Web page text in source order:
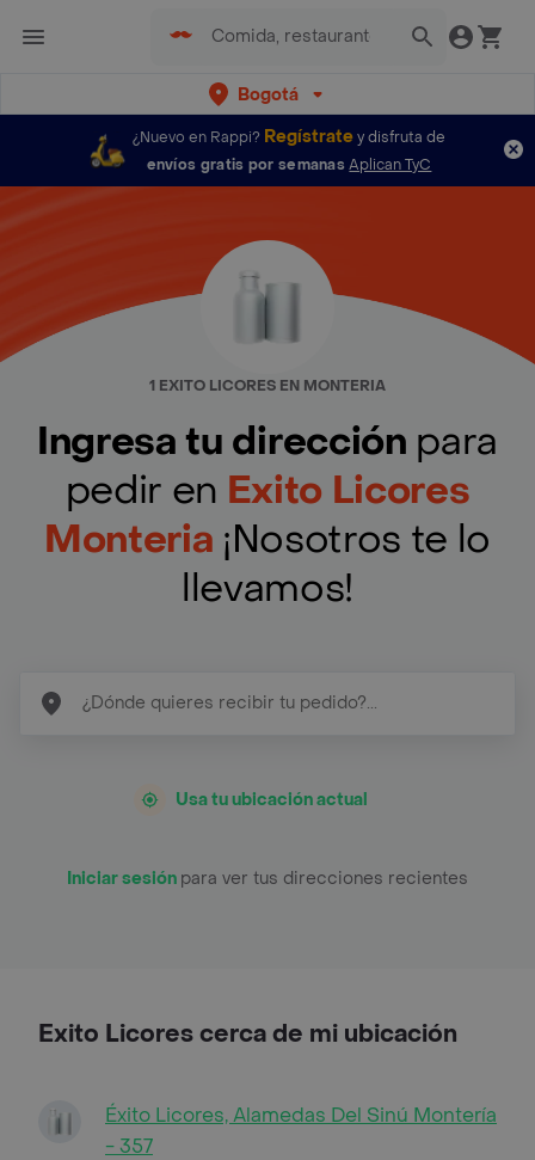
Bogotá
¿Nuevo en Rappi? Regístratey disfruta de
envíos gratis por semanas Aplican TyC
1 EXITO LICORES EN MONTERIA
Ingresa tu dirección para
pedir en Exito Licores
Monteria ¡Nosotros te lo
llevamos!
Usa tu ubicación actual
Iniciar sesión para ver tus direcciones recientes
Exito Licores cerca de mi ubicación
Éxito Licores, Alamedas Del Sinú Montería
- 357